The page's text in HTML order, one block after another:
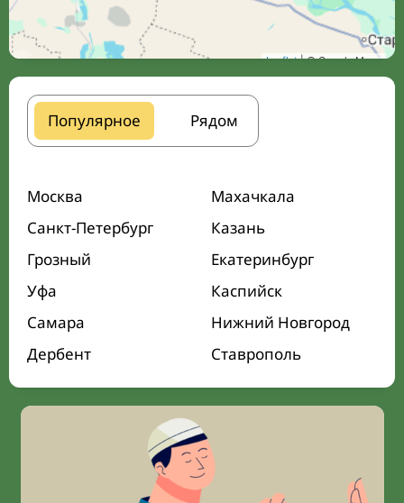
Leaflet| © Google Maps
Популярное Рядом
Москва
Махачкала
Санкт-Петербург
Казань
Грозный
Екатеринбург
Уфа
Каспийск
Самара
Нижний Новгород
Дербент
Ставрополь